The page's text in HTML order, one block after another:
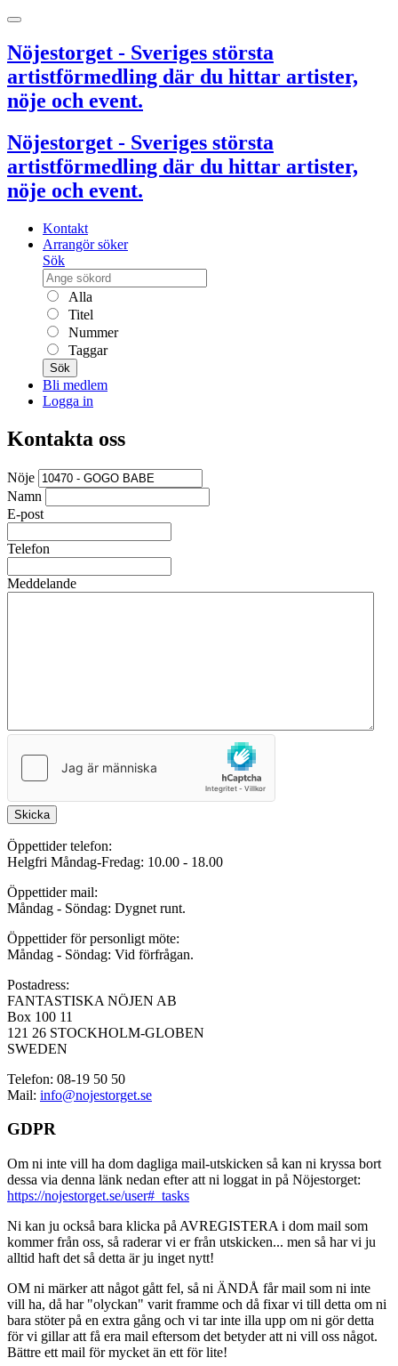
Nöjestorget - Sveriges största
artistförmedling där du hittar artister,
nöje och event.
Nöjestorget - Sveriges största
artistförmedling där du hittar artister,
nöje och event.
Kontakt
Arrangör söker
Sök
Alla
Titel
Nummer
Taggar
Sök
Bli medlem
Logga in
Kontakta oss
Nöje
Namn
E-post
Telefon
Meddelande
Skicka
Öppettider telefon:
Helgfri Måndag-Fredag: 10.00 - 18.00
Öppettider mail:
Måndag - Söndag: Dygnet runt.
Öppettider för personligt möte:
Måndag - Söndag: Vid förfrågan.
Postadress:
FANTASTISKA NÖJEN AB
Box 100 11
121 26 STOCKHOLM-GLOBEN
SWEDEN
Telefon: 08-19 50 50
Mail: info@nojestorget.se
GDPR
Om ni inte vill ha dom dagliga mail-utskicken så kan ni kryssa bort
dessa via denna länk nedan efter att ni loggat in på Nöjestorget:
https://nojestorget.se/user#_tasks
Ni kan ju också bara klicka på AVREGISTERA i dom mail som
kommer från oss, så raderar vi er från utskicken... men så har vi ju
alltid haft det så detta är ju inget nytt!
OM ni märker att något gått fel, så ni ÄNDÅ får mail som ni inte
vill ha, då har "olyckan" varit framme och då fixar vi till detta om ni
bara stöter på en extra gång och vi tar inte illa upp om ni gör detta
för vi gillar att få era mail eftersom det betyder att ni vill oss något.
Bättre ett mail för mycket än ett för lite!